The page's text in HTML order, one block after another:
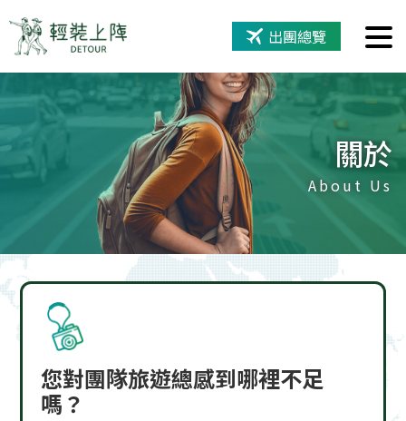
出團總覽
關於
About Us
您對團隊旅遊總感到哪裡不足
嗎？